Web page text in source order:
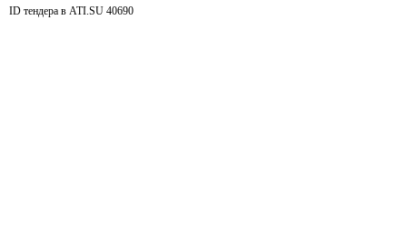
ID тендера в ATI.SU 40690